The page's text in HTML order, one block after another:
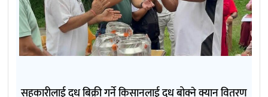
सहकारीलाई दुध बिक्री गर्ने किसानलाई दुध बोक्ने क्यान वितरण